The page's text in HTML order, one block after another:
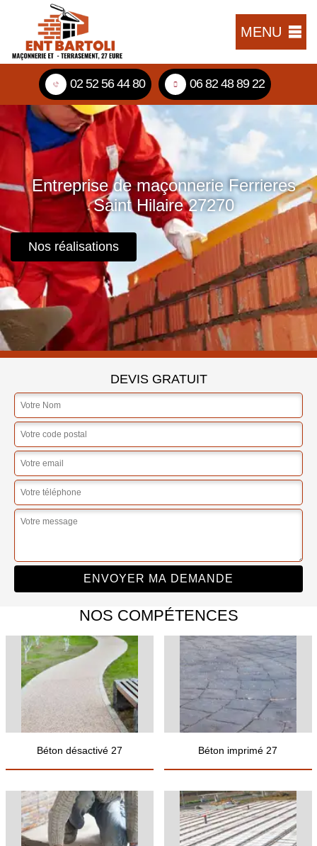
MENU
02 52 56 44 80 06 82 48 89 22
Entreprise de maçonnerie Ferrieres
Saint Hilaire 27270
Nos réalisations
DEVIS GRATUIT
NOS COMPÉTENCES
Béton désactivé 27 Béton imprimé 27